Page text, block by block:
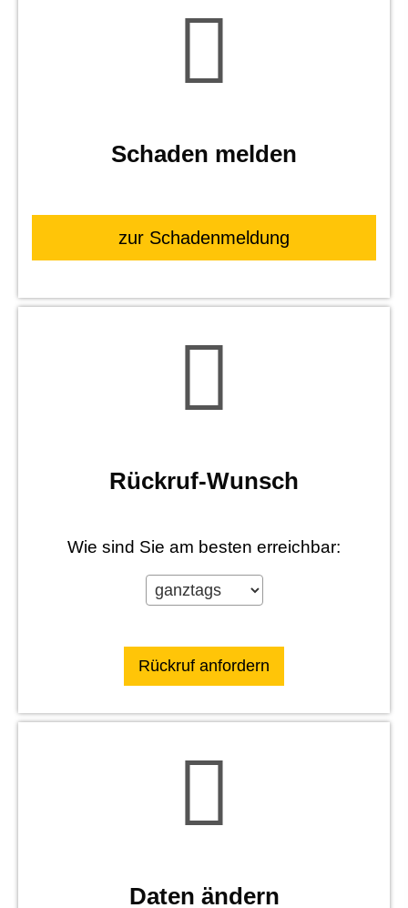
Schaden melden
zur Schadenmeldung
Rück­ruf-Wunsch
Wie sind Sie am besten erreichbar:
Daten ändern